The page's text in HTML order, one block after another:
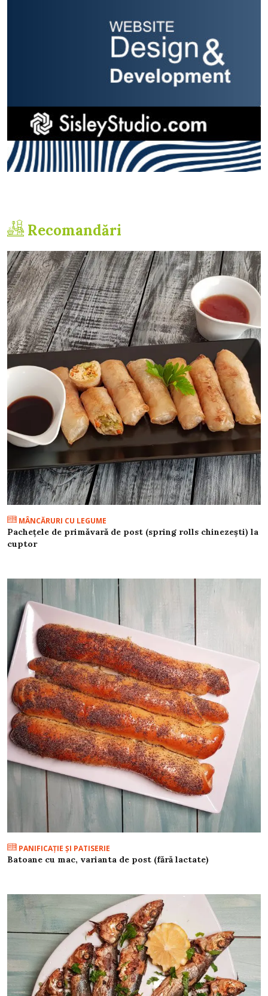
Recomandări
MÂNCĂRURI CU LEGUME
Pachețele de primăvară de post (spring rolls chinezești) la
cuptor
PANIFICAŢIE ŞI PATISERIE
Batoane cu mac, varianta de post (fără lactate)